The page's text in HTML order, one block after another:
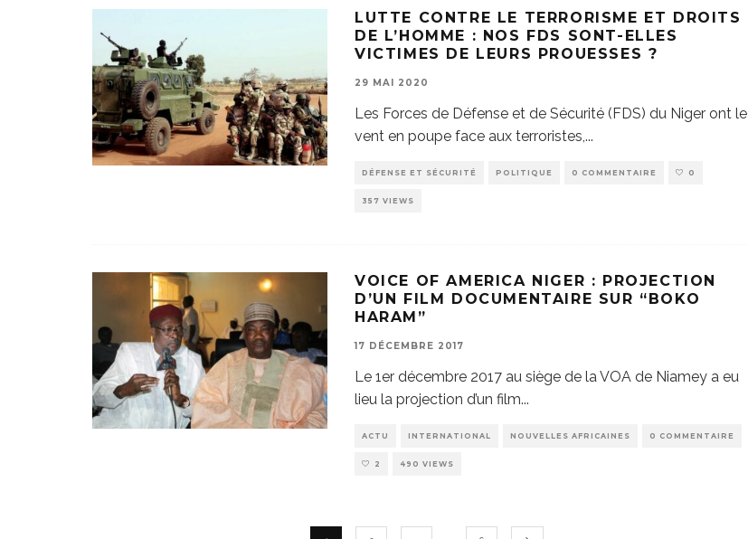
LUTTE CONTRE LE TERRORISME ET DROITS
DE L’HOMME : NOS FDS SONT-ELLES
VICTIMES DE LEURS PROUESSES ?
29 MAI 2020
Les Forces de Défense et de Sécurité (FDS) du Niger ont le
vent en poupe face aux terroristes,...
DÉFENSE ET SÉCURITÉ POLITIQUE 0 COMMENTAIRE 0
357 VIEWS
VOICE OF AMERICA NIGER : PROJECTION
D’UN FILM DOCUMENTAIRE SUR “BOKO
HARAM”
17 DÉCEMBRE 2017
Le 1er décembre 2017 au siège de la VOA de Niamey a eu
lieu la projection d’un film...
ACTU INTERNATIONAL NOUVELLES AFRICAINES 0 COMMENTAIRE
2 490 VIEWS